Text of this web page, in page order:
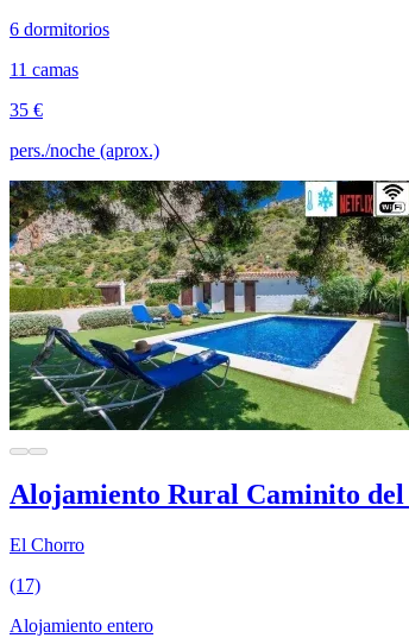
6 dormitorios
11 camas
35 €
pers./noche (aprox.)
Alojamiento Rural Caminito del
El Chorro
(17)
Alojamiento entero